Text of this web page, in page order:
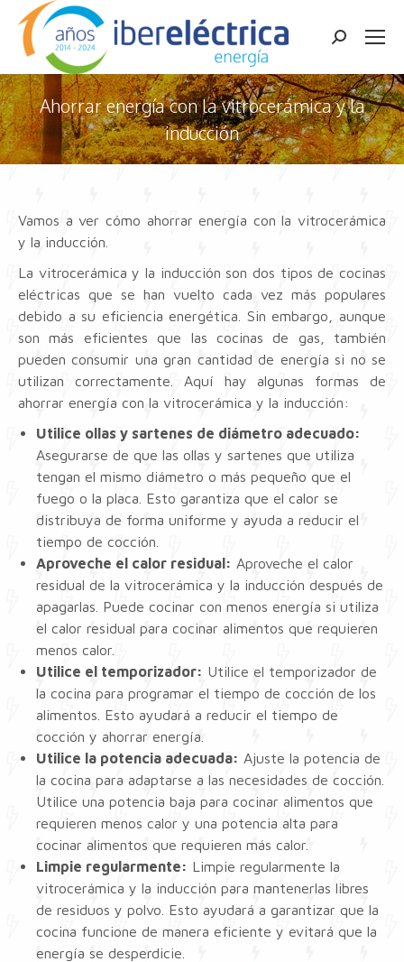
Buscar:
Ahorrar energía con la vitrocerámica y la
inducción
Estás aquí:
Vamos a ver cómo ahorrar energía con la vitrocerámica
y la inducción.
La vitrocerámica y la inducción son dos tipos de cocinas
eléctricas que se han vuelto cada vez más populares
debido a su eficiencia energética. Sin embargo, aunque
son más eficientes que las cocinas de gas, también
pueden consumir una gran cantidad de energía si no se
utilizan correctamente. Aquí hay algunas formas de
ahorrar energía con la vitrocerámica y la inducción:
Utilice ollas y sartenes de diámetro adecuado:
Asegurarse de que las ollas y sartenes que utiliza
tengan el mismo diámetro o más pequeño que el
fuego o la placa. Esto garantiza que el calor se
distribuya de forma uniforme y ayuda a reducir el
tiempo de cocción.
Aproveche el calor residual: Aproveche el calor
residual de la vitrocerámica y la inducción después de
apagarlas. Puede cocinar con menos energía si utiliza
el calor residual para cocinar alimentos que requieren
menos calor.
Utilice el temporizador: Utilice el temporizador de
la cocina para programar el tiempo de cocción de los
alimentos. Esto ayudará a reducir el tiempo de
cocción y ahorrar energía.
Utilice la potencia adecuada: Ajuste la potencia de
la cocina para adaptarse a las necesidades de cocción.
Utilice una potencia baja para cocinar alimentos que
requieren menos calor y una potencia alta para
cocinar alimentos que requieren más calor.
Limpie regularmente: Limpie regularmente la
vitrocerámica y la inducción para mantenerlas libres
de residuos y polvo. Esto ayudará a garantizar que la
cocina funcione de manera eficiente y evitará que la
energía se desperdicie.